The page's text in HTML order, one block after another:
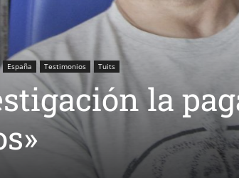
España Testimonios Tuits
la